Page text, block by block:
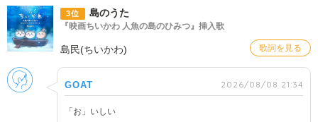
3位 島のうた
『映画ちいかわ 人魚の島のひみつ』挿入歌
島民(ちいかわ) 歌詞を見る
男性
GOAT 2026/08/08 21:34
「お」いしい